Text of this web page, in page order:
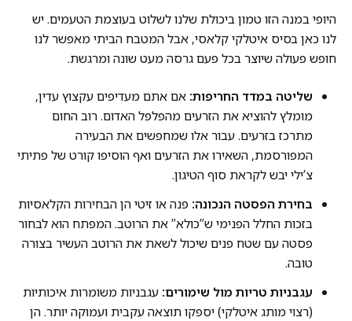
היופי במנה הזו טמון ביכולת שלנו לשלוט בעוצמת הטעמים. יש
לנו כאן בסיס איטלקי קלאסי, אבל המטבח הביתי מאפשר לנו
חופש פעולה שיוצר בכל פעם גרסה מעט שונה ומרגשת.
שליטה במדד החריפות: אם אתם מעדיפים עקצוץ עדין,
מומלץ להוציא את הזרעים מהפלפל האדום. רוב החום
מתרכז בזרעים. עבור אלו שמחפשים את הבעירה
המפורסמת, השאירו את הזרעים ואף הוסיפו קורט של פתיתי
צ’ילי יבש לקראת סוף הטיגון.
בחירת הפסטה הנכונה: פנה או זיטי הן הבחירות הקלאסיות
בזכות החלל הפנימי ש”כולא” את הרוטב. המפתח הוא לבחור
פסטה עם שטח פנים שיכול לשאת את הרוטב העשיר בצורה
טובה.
עגבניות טריות מול שימורים: עגבניות משומרות איכותיות
(רצוי מותג איטלקי) יספקו תוצאה עקבית ועמוקה יותר. הן